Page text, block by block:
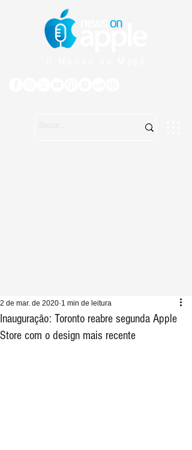
Inauguração: Toronto reabre segunda Apple
Store com o design mais recente
2 de mar. de 2020 1 min de leitura